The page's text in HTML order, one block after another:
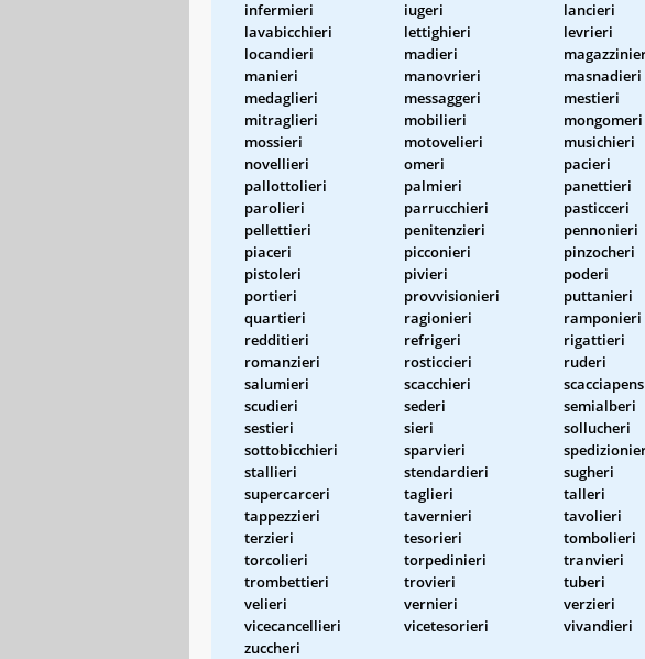
infermieri
iugeri lancieri
lavabicchieri
lettighieri levrieri
locandieri
madieri
manieri
manovrieri masnadieri
medaglieri
messaggeri mestieri
mitraglieri
mobilieri mongomeri
mossieri
motovelieri musichieri
novellieri
omeri pacieri
pallottolieri
palmieri panettieri
parolieri
parrucchieri pasticceri
pellettieri
penitenzieri pennonieri
piaceri
picconieri pinzocheri
pistoleri
pivieri poderi
portieri
provvisionieri puttanieri
quartieri
ragionieri ramponieri
redditieri
refrigeri rigattieri
romanzieri
rosticcieri ruderi
salumieri
scacchieri
scudieri
sederi semialberi
sestieri
sieri sollucheri
sottobicchieri
sparvieri
stallieri
stendardieri sugheri
supercarceri
taglieri talleri
tappezzieri
tavernieri tavolieri
terzieri
tesorieri tombolieri
torcolieri
torpedinieri tranvieri
trombettieri
trovieri tuberi
velieri
vernieri verzieri
vicecancellieri
vicetesorieri vivandieri
zuccheri